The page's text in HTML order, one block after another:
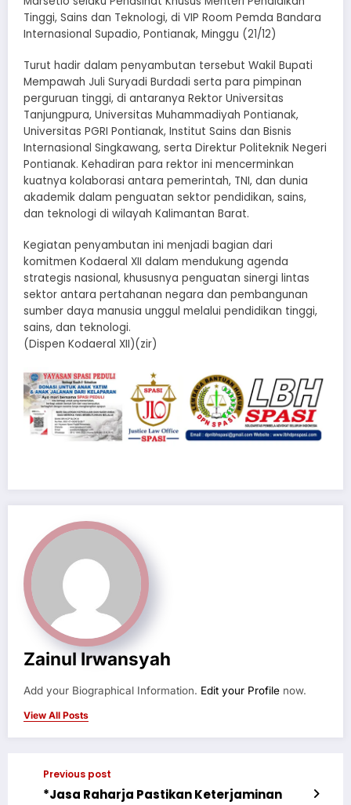
Tinggi, Sains dan Teknologi, di VIP Room Pemda Bandara
Internasional Supadio, Pontianak, Minggu (21/12)
Turut hadir dalam penyambutan tersebut Wakil Bupati
Mempawah Juli Suryadi Burdadi serta para pimpinan
perguruan tinggi, di antaranya Rektor Universitas
Tanjungpura, Universitas Muhammadiyah Pontianak,
Universitas PGRI Pontianak, Institut Sains dan Bisnis
Internasional Singkawang, serta Direktur Politeknik Negeri
Pontianak. Kehadiran para rektor ini mencerminkan
kuatnya kolaborasi antara pemerintah, TNI, dan dunia
akademik dalam penguatan sektor pendidikan, sains,
dan teknologi di wilayah Kalimantan Barat.
Kegiatan penyambutan ini menjadi bagian dari
komitmen Kodaeral XII dalam mendukung agenda
strategis nasional, khususnya penguatan sinergi lintas
sektor antara pertahanan negara dan pembangunan
sumber daya manusia unggul melalui pendidikan tinggi,
sains, dan teknologi.
(Dispen Kodaeral XII)(zir)
Zainul Irwansyah
Add your Biographical Information. Edit your Profile now.
View All Posts
Previous post
*Jasa Raharja Pastikan Keterjaminan